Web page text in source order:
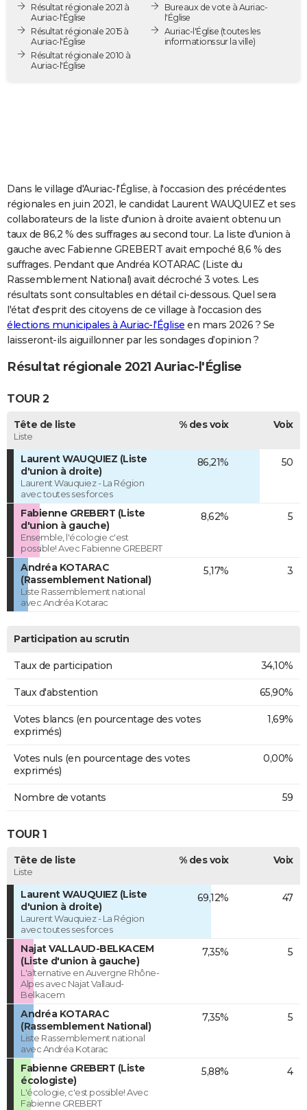
Destinations
City break
Voyage nature
Voyage de noces
Forum
PHOTO
GUIDES D'ACHAT
BONS PLANS
COPAINS D'AVANT
S'inscrire
Se connecter
Lycées
Collèges
Primaires
Universités
Entreprises
Service militaire
Avis de recherche
AVIS DE DÉCÈS
FORUM
Bricolage
Lifestyle
Culture
Sport
Auto
Television
Voyage
Cinema
Résultat régionale 2021 à
Auriac-l'Église
Résultat régionale 2015 à
Auriac-l'Église
Résultat régionale 2010 à
Auriac-l'Église
Bureaux de vote à Auriac-
l'Église
Auriac-l'Église (toutes les
informations sur la ville)
Dans le village d'Auriac-l'Église, à l'occasion des précédentes
régionales en juin 2021, le candidat Laurent WAUQUIEZ et ses
collaborateurs de la liste d'union à droite avaient obtenu un
taux de 86,2 % des suffrages au second tour. La liste d'union à
gauche avec Fabienne GREBERT avait empoché 8,6 % des
suffrages. Pendant que Andréa KOTARAC (Liste du
Rassemblement National) avait décroché 3 votes. Les
résultats sont consultables en détail ci-dessous. Quel sera
l'état d'esprit des citoyens de ce village à l'occasion des
élections municipales à Auriac-l'Église en mars 2026 ? Se
laisseront-ils aiguillonner par les sondages d’opinion ?
Résultat régionale 2021 Auriac-l'Église
TOUR 2
Tête de liste
Liste
% des voix Voix
Laurent WAUQUIEZ (Liste
d'union à droite)
Laurent Wauquiez - La Région
avec toutes ses forces
86,21% 50
Fabienne GREBERT (Liste
d'union à gauche)
Ensemble, l'écologie c'est
possible! Avec Fabienne GREBERT
8,62% 5
Andréa KOTARAC
(Rassemblement National)
Liste Rassemblement national
avec Andréa Kotarac
5,17% 3
Participation au scrutin
Taux de participation 34,10%
Taux d'abstention 65,90%
Votes blancs (en pourcentage des votes
exprimés)
1,69%
Votes nuls (en pourcentage des votes
exprimés)
0,00%
Nombre de votants 59
TOUR 1
Tête de liste
Liste
% des voix Voix
Laurent WAUQUIEZ (Liste
d'union à droite)
Laurent Wauquiez - La Région
avec toutes ses forces
69,12% 47
Najat VALLAUD-BELKACEM
(Liste d'union à gauche)
L'alternative en Auvergne Rhône-
Alpes avec Najat Vallaud-
Belkacem
7,35% 5
Andréa KOTARAC
(Rassemblement National)
Liste Rassemblement national
avec Andréa Kotarac
7,35% 5
Fabienne GREBERT (Liste
écologiste)
L'écologie, c'est possible! Avec
Fabienne GREBERT
5,88% 4